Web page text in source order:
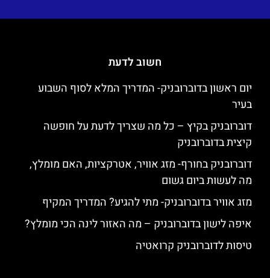
חשוב לדעת
יום ראשון בדוברובניק- המדריך המלא לסוף השבוע
בעיר
דוברובניק בקיץ – כל מה שצריך לדעת על חופשה
קיצית בדוברובניק
דוברובניק בחורף- מזג אוויר, אטרקציות, האם מומלץ,
מה לעשות ביום גשום
מזג אוויר בדוברובניק- מתי להגיע? המדריך המקיף
איפה לישון בדוברובניק – מה האזור לינה הכי מומלץ?
טיסות לדוברובניק קרואטיה